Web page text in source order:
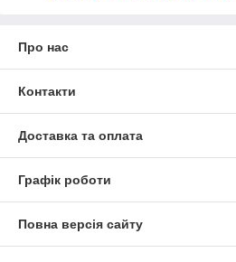
Про нас
Контакти
Доставка та оплата
Графік роботи
Повна версія сайту